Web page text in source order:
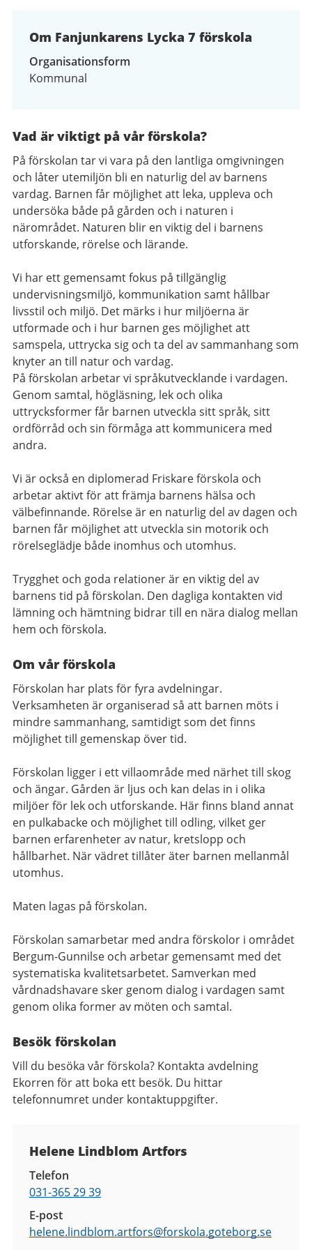
Om Fanjunkarens Lycka 7 förskola
Organisationsform
Kommunal
Vad är viktigt på vår förskola?
På förskolan tar vi vara på den lantliga omgivningen
och låter utemiljön bli en naturlig del av barnens
vardag. Barnen får möjlighet att leka, uppleva och
undersöka både på gården och i naturen i
närområdet. Naturen blir en viktig del i barnens
utforskande, rörelse och lärande.
Vi har ett gemensamt fokus på tillgänglig
undervisningsmiljö, kommunikation samt hållbar
livsstil och miljö. Det märks i hur miljöerna är
utformade och i hur barnen ges möjlighet att
samspela, uttrycka sig och ta del av sammanhang som
knyter an till natur och vardag.
På förskolan arbetar vi språkutvecklande i vardagen.
Genom samtal, högläsning, lek och olika
uttrycksformer får barnen utveckla sitt språk, sitt
ordförråd och sin förmåga att kommunicera med
andra.
Vi är också en diplomerad Friskare förskola och
arbetar aktivt för att främja barnens hälsa och
välbefinnande. Rörelse är en naturlig del av dagen och
barnen får möjlighet att utveckla sin motorik och
rörelseglädje både inomhus och utomhus.
Trygghet och goda relationer är en viktig del av
barnens tid på förskolan. Den dagliga kontakten vid
lämning och hämtning bidrar till en nära dialog mellan
hem och förskola.
Om vår förskola
Förskolan har plats för fyra avdelningar.
Verksamheten är organiserad så att barnen möts i
mindre sammanhang, samtidigt som det finns
möjlighet till gemenskap över tid.
Förskolan ligger i ett villaområde med närhet till skog
och ängar. Gården är ljus och kan delas in i olika
miljöer för lek och utforskande. Här finns bland annat
en pulkabacke och möjlighet till odling, vilket ger
barnen erfarenheter av natur, kretslopp och
hållbarhet. När vädret tillåter äter barnen mellanmål
utomhus.
Maten lagas på förskolan.
Förskolan samarbetar med andra förskolor i området
Bergum-Gunnilse och arbetar gemensamt med det
systematiska kvalitetsarbetet. Samverkan med
vårdnadshavare sker genom dialog i vardagen samt
genom olika former av möten och samtal.
Besök förskolan
Vill du besöka vår förskola? Kontakta avdelning
Ekorren för att boka ett besök. Du hittar
telefonnumret under kontaktuppgifter.
Helene Lindblom Artfors
Telefon
031-365 29 39
E-post
helene.lindblom.artfors@forskola.goteborg.se